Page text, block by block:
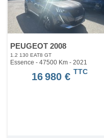
PEUGEOT 2008
1.2 130 EAT8 GT
Essence - 47500 Km - 2021
16 980 € TTC